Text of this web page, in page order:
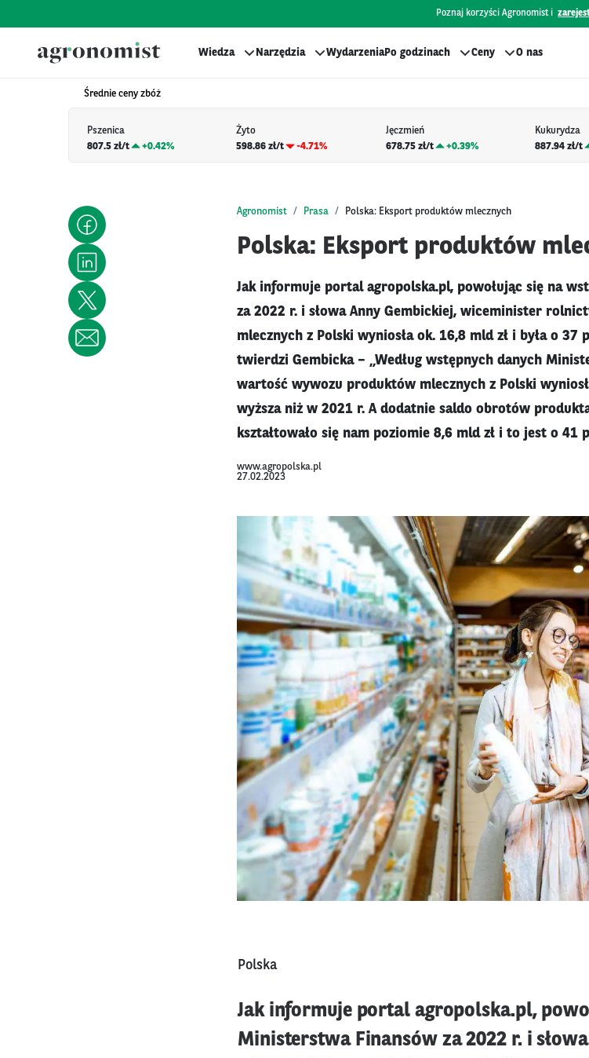
Poznaj korzyści Agronomist i
Wiedza Narzędzia WydarzeniaPo godzinach Ceny O nas
Średnie ceny zbóż
Pszenica
807.5 zł/t
+0.42%
Żyto
598.86 zł/t
-4.71%
Jęczmień
678.75 zł/t
+0.39%
Kukurydza
887.94 zł/t
Agronomist Prasa Polska: Eksport produktów mlecznych
Polska: Eksport produktów
Jak informuje portal agropolska.pl, powołując się na
za 2022 r. i słowa Anny Gembickiej, wiceminister
mlecznych z Polski wyniosła ok. 16,8 mld zł i była o 37
twierdzi Gembicka – „Według wstępnych danych
wartość wywozu produktów mlecznych z Polski
wyższa niż w 2021 r. A dodatnie saldo obrotów
kształtowało się nam poziomie 8,6 mld zł i to jest o 41
www.agropolska.pl
27.02.2023
Polska
Jak informuje portal agropolska.pl,
Ministerstwa Finansów za 2022 r. i